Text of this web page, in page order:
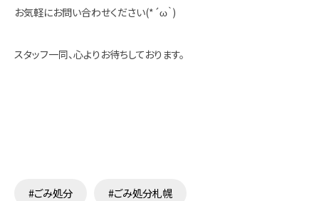
お気軽にお問い合わせください(*´ω｀)
スタッフ一同、心よりお待ちしております。
#ごみ処分 #ごみ処分札幌